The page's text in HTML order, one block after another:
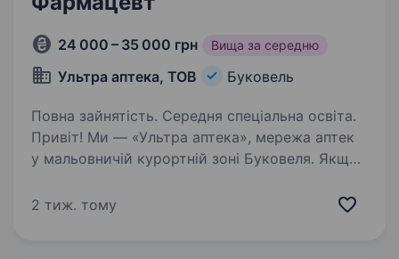
24 000 – 35 000 грн Вища за середню
Ультра аптека, ТОВ Буковель
Повна зайнятість. Середня спеціальна освіта.
Привіт! Ми — «Ультра аптека», мережа аптек
у мальовничій курортній зоні Буковеля. Якщо
гірського відпочинку та хочеш розпочати
2 тиж. тому